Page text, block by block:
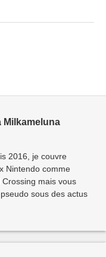
Milkameluna
2016, je couvre
Nintendo comme
mais vous
sous des actus